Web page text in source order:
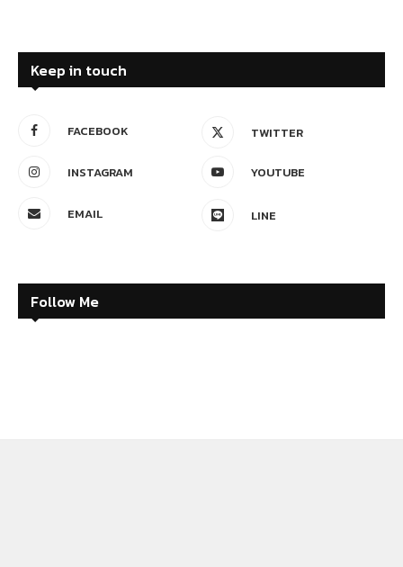
Keep in touch
FACEBOOK TWITTER
INSTAGRAM YOUTUBE
EMAIL LINE
Follow Me